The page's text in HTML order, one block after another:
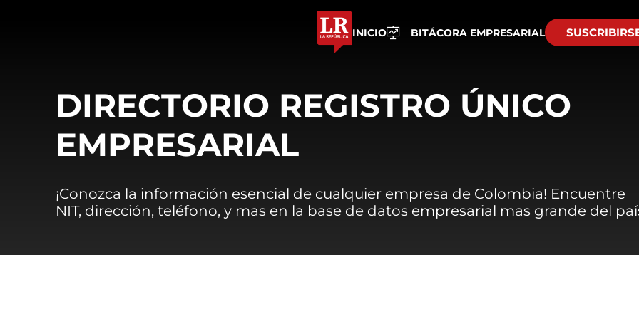
INICIO BITÁCORA EMPRESARIAL
DIRECTORIO REGISTRO ÚNICO
EMPRESARIAL
¡Conozca la información esencial de cualquier empresa de Colombia! Encuentre
NIT, dirección, teléfono, y mas en la base de datos empresarial mas grande del